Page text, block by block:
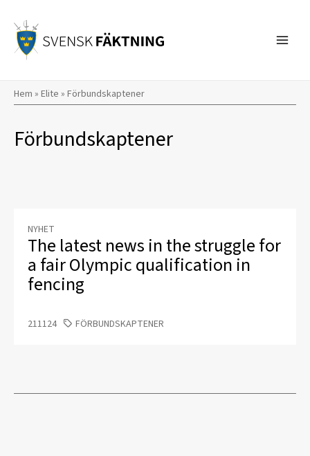
content
Hem » Elite » Förbundskaptener
Förbundskaptener
NYHET
The latest news in the struggle for
a fair Olympic qualification in
fencing
211124 FÖRBUNDSKAPTENER